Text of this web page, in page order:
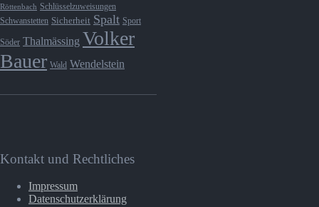
Röttenbach Schlüsselzuweisungen
Schwanstetten Sicherheit Spalt Sport
Söder Thalmässing Volker
Bauer Wald Wendelstein
Kontakt und Rechtliches
Impressum
Datenschutzerklärung